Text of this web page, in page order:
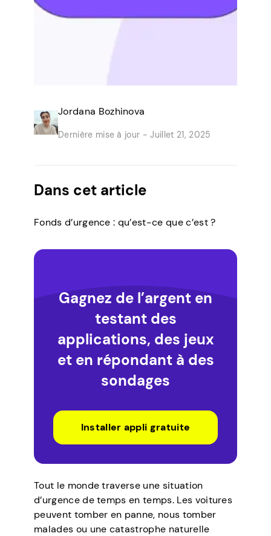
Jordana Bozhinova
Dernière mise à jour - Juillet 21, 2025
Dans cet article
Fonds d’urgence : qu’est-ce que c’est ?
Gagnez de l’argent en
testant des
applications, des jeux
et en répondant à des
sondages
Installer appli gratuite
Tout le monde traverse une situation
d’urgence de temps en temps. Les voitures
peuvent tomber en panne, nous tomber
malades ou une catastrophe naturelle